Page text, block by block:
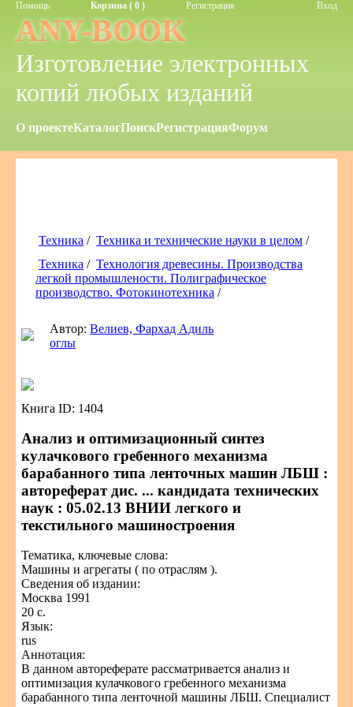
Помощь Корзина ( 0 ) Регистрация Вход
ANY-BOOK
Изготовление электронных
копий любых изданий
О проектеКаталогПоискРегистрацияФорум
Техника / Техника и технические науки в целом /
Техника / Технология древесины. Производства
легкой промышлености. Полиграфическое
производство. Фотокинотехника /
Автор:Велиев, Фархад Адиль
оглы
Книга ID: 1404
Анализ и оптимизационный синтез
кулачкового гребенного механизма
барабанного типа ленточных машин ЛБШ :
автореферат дис. ... кандидата технических
наук : 05.02.13 ВНИИ легкого и
текстильного машиностроения
Тематика, ключевые слова:
Машины и агрегаты ( по отраслям ).
Сведения об издании:
Москва 1991
20 с.
Язык:
rus
Аннотация:
В данном автореферате рассматривается анализ и
оптимизация кулачкового гребенного механизма
барабанного типа ленточной машины ЛБШ. Специалист